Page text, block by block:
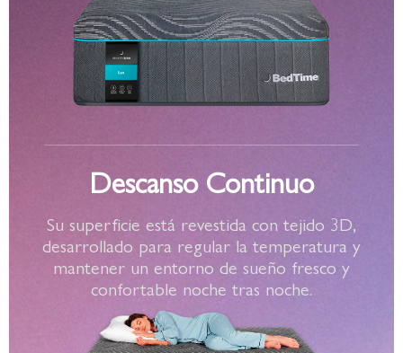
Descanso Continuo
Su superficie está revestida con tejido 3D,
desarrollado para regular la temperatura y
mantener un entorno de sueño fresco y
confortable noche tras noche.